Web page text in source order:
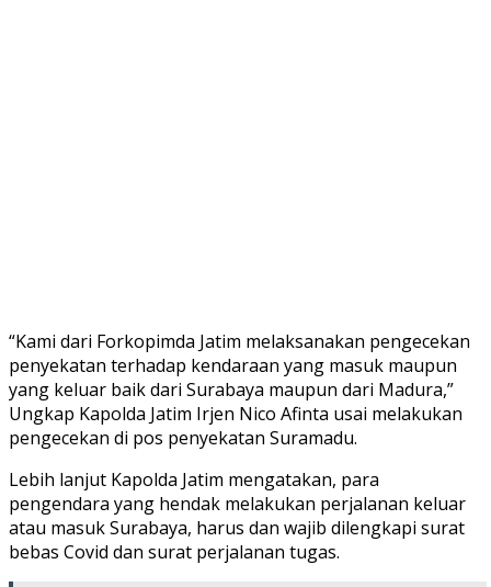
“Kami dari Forkopimda Jatim melaksanakan pengecekan
penyekatan terhadap kendaraan yang masuk maupun
yang keluar baik dari Surabaya maupun dari Madura,”
Ungkap Kapolda Jatim Irjen Nico Afinta usai melakukan
pengecekan di pos penyekatan Suramadu.
Lebih lanjut Kapolda Jatim mengatakan, para
pengendara yang hendak melakukan perjalanan keluar
atau masuk Surabaya, harus dan wajib dilengkapi surat
bebas Covid dan surat perjalanan tugas.